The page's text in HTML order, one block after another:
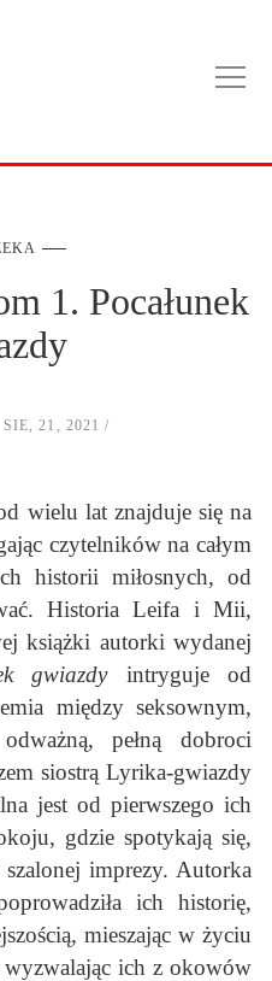
1. Pocałunek
SIE, 21, 2021
wielu lat znajduje się na
czytelników na całym
historii miłosnych, od
Historia Leifa i Mii,
książki autorki wydanej
gwiazdyintryguje od
między seksownym,
pełną dobroci
siostrą Lyrika-gwiazdy
jest od pierwszego ich
gdzie spotykają się,
imprezy. Autorka
ich historię,
mieszając w życiu
wyzwalając ich z okowów